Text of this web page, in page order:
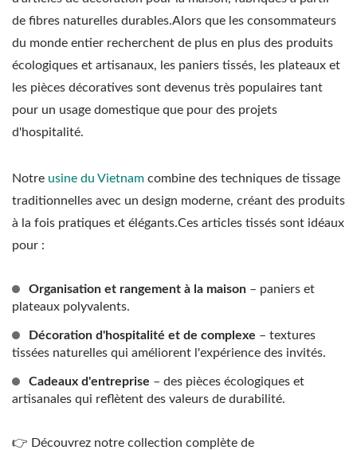
de fibres naturelles durables.Alors que les consommateurs
du monde entier recherchent de plus en plus des produits
écologiques et artisanaux, les paniers tissés, les plateaux et
les pièces décoratives sont devenus très populaires tant
pour un usage domestique que pour des projets
d'hospitalité.
Notre usine du Vietnam combine des techniques de tissage
traditionnelles avec un design moderne, créant des produits
à la fois pratiques et élégants.Ces articles tissés sont idéaux
pour :
Organisation et rangement à la maison – paniers et
plateaux polyvalents.
Décoration d'hospitalité et de complexe – textures
tissées naturelles qui améliorent l'expérience des invités.
Cadeaux d'entreprise – des pièces écologiques et
artisanales qui reflètent des valeurs de durabilité.
👉 Découvrez notre collection complète de